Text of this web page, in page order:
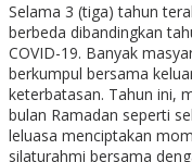
Selama 3 (tiga) tahun
berbeda dibandingkan
COVID-19. Banyak
berkumpul bersama
keterbatasan. Tahun ini,
bulan Ramadan seperti
leluasa menciptakan
silaturahmi bersama